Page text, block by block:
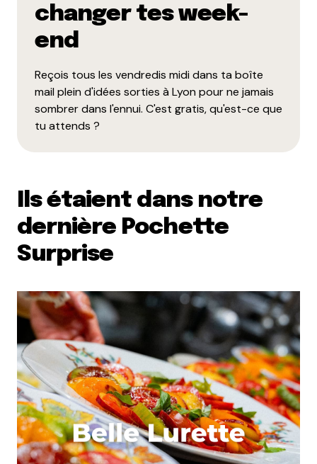
changer tes week-
end
Reçois tous les vendredis midi dans ta boîte
mail plein d'idées sorties à Lyon pour ne jamais
sombrer dans l'ennui. C'est gratis, qu'est-ce que
tu attends ?
Ils étaient dans notre
dernière Pochette
Surprise